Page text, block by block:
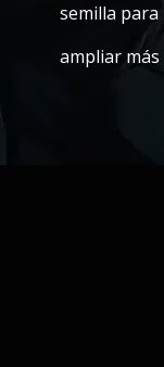
semilla
ampliar más